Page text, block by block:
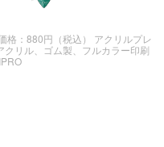
格：880円（税込） アクリルプレ
リル、ゴム製、フルカラー印刷